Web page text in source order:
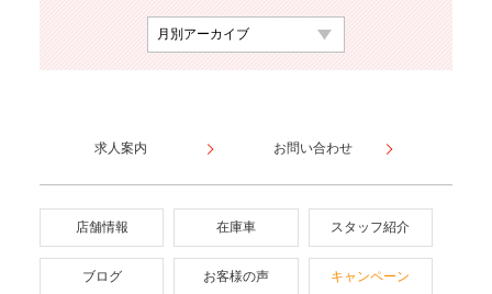
求人案内 お問い合わせ
店舗情報 在庫車 スタッフ紹介
ブログ お客様の声 キャンペーン